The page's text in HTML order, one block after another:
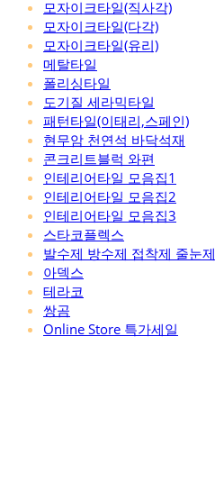
모자이크타일(직사각)
모자이크타일(다각)
모자이크타일(유리)
메탈타일
폴리싱타일
도기질 세라믹타일
패턴타일(이태리,스페인)
현무암 천연석 바닥석재
콘크리트블럭 와편
인테리어타일 모음집1
인테리어타일 모음집2
인테리어타일 모음집3
스타코플렉스
발수제 방수제 접착제 줄눈제
아덱스
테라코
쌍곰
Online Store 특가세일